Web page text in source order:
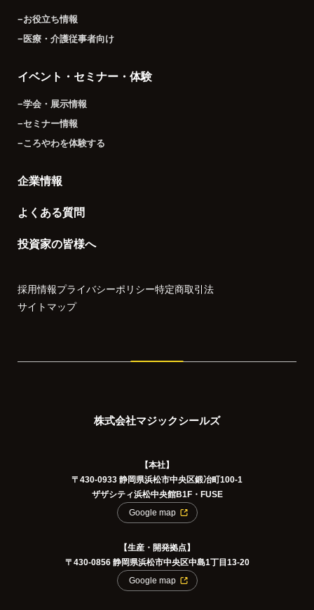
−お役立ち情報
−医療・介護従事者向け
イベント・セミナー・体験
−学会・展示情報
−セミナー情報
−ころやわを体験する
企業情報
よくある質問
投資家の皆様へ
採用情報プライバシーポリシー特定商取引法
サイトマップ
株式会社マジックシールズ
【本社】
〒430-0933 静岡県浜松市中央区鍛冶町100-1
ザザシティ浜松中央館B1F・FUSE
Google map
【生産・開発拠点】
〒430-0856 静岡県浜松市中央区中島1丁目13-20
Google map